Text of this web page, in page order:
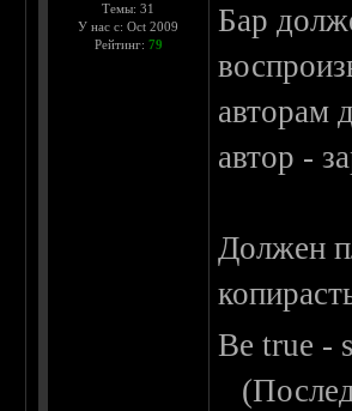
Темы: 31
У нас с: Oct 2009
Рейтинг: 79
Бар
авторам
автор -
Должен
Be true -